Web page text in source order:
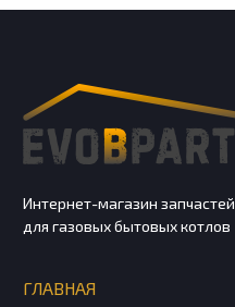
Интернет-магазин запчастей
для газовых бытовых котлов
ГЛАВНАЯ